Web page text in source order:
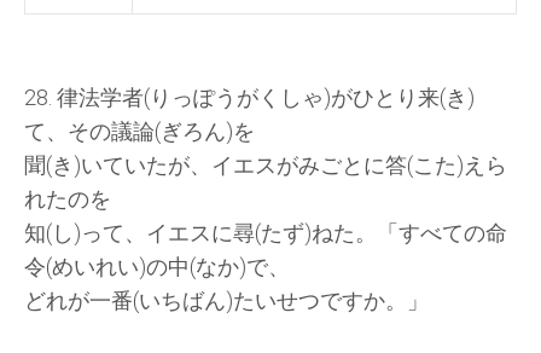
28. 律法学者(りっぽうがくしゃ)がひとり来(き )
て、 その議論(ぎろん)を
聞(き )いていたが、 イエスがみごとに答(こた)えら
れたのを
知(し)って、 イエスに尋(たず)ねた。「 すべての命
令(めいれい)の中(なか)で、
どれが一番(いちばん)たいせつですか。」